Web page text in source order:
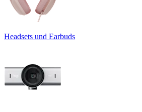
Headsets und Earbuds